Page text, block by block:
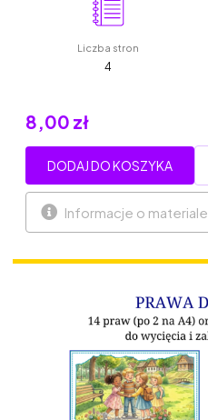
Liczba stron
4
8,00 zł
DODAJ DO KOSZYKA
Informacje o materiale